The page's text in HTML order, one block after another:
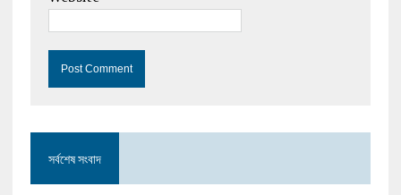
সর্বশেষ সংবাদ